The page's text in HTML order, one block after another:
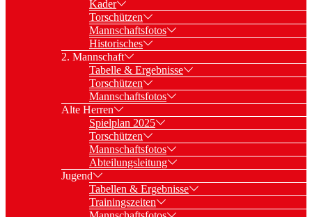
Kader
Torschützen
Mannschaftsfotos
Historisches
2. Mannschaft
Tabelle & Ergebnisse
Torschützen
Mannschaftsfotos
Alte Herren
Spielplan 2025
Torschützen
Mannschaftsfotos
Abteilungsleitung
Jugend
Tabellen & Ergebnisse
Trainingszeiten